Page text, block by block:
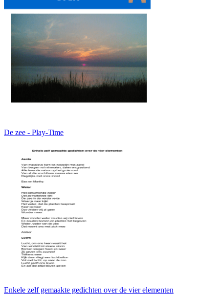
De zee - Play-Time
Enkele zelf gemaakte gedichten over de vier elementen